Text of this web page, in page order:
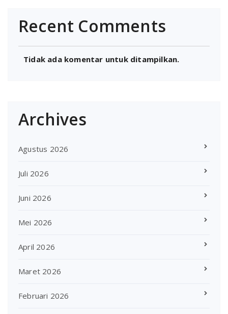
Recent Comments
Tidak ada komentar untuk ditampilkan.
Archives
Agustus 2026
Juli 2026
Juni 2026
Mei 2026
April 2026
Maret 2026
Februari 2026